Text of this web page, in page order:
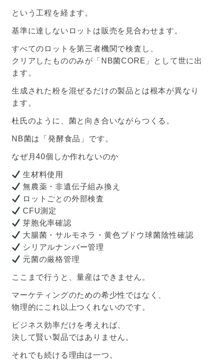
という工程を経ます。
基準に達しないロットは販売を見合わせます。
すべてのロットを第三者機関で検査し、
クリアしたもののみが「NB菌CORE」として世に出
ます。
生成された粉を混ぜるだけの製品とは根本が異なり
ます。
杜氏のように、菌と向き合いながらつくる。
NB菌は「発酵食品」です。
なぜ月40個しか作れないのか
生材料使用
無農薬・非遺伝子組み換え
ロットごとの外部検査
CFU測定
芽胞化率確認
大腸菌・サルモネラ・黄色ブドウ球菌陰性確認
シリアルナンバー管理
元菌の厳格管理
ここまで行うと、量産はできません。
マーケティングのための希少性ではなく、
物理的にこれ以上つくれないのです。
ビジネス効率だけを考えれば、
決して賢い製品ではありません。
それでも続ける理由は一つ。